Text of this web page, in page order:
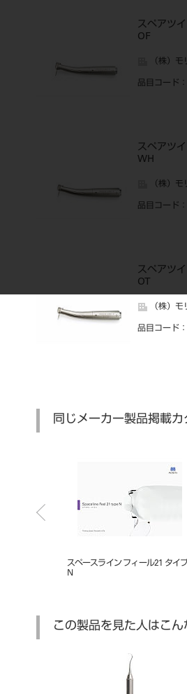
スペアツ
OF
（株）モ
品目コード
スペアツ
WH
（株）モ
品目コード
スペアツ
OT
（株）
品目コード
同じメーカー製品掲載カ
スペースライン フィール21 タイプ
N
この製品を見た人はこん